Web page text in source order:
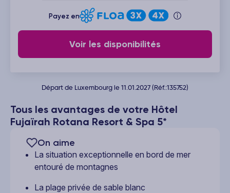
Tous les avantages de votre Hôtel
Fujaïrah Rotana Resort & Spa 5*
On aime
La situation exceptionnelle en bord de mer
entouré de montagnes
La plage privée de sable blanc
Payez en
Voir les disponibilités
Départ de Luxembourg le 11.01.2027 (Réf.:135752)